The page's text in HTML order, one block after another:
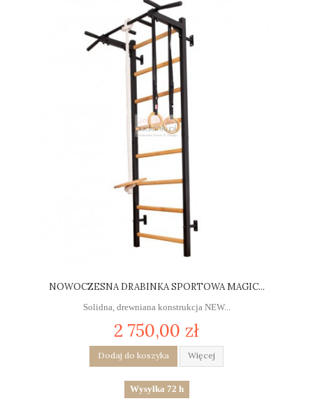
NOWOCZESNA DRABINKA SPORTOWA MAGIC...
Solidna, drewniana konstrukcja NEW...
2 750,00 zł
Dodaj do koszyka Więcej
Wysyłka 72 h